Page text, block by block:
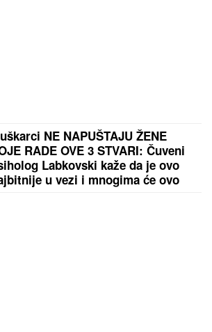
NE NAPUŠTAJU ŽENE
RADE OVE 3 STVARI: Čuveni
Labkovski kaže da je ovo
u vezi i mnogima će ovo